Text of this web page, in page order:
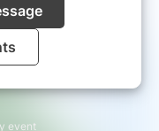
event